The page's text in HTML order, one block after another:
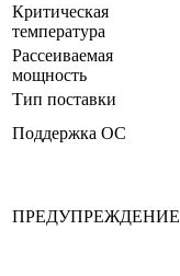
Критическая
температура
Рассеиваемая
мощность
Тип поставки
Поддержка ОС
ПРЕДУПРЕЖДЕНИЕ